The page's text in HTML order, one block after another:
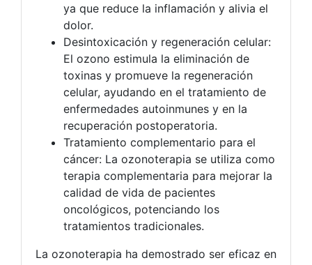
ya que reduce la inflamación y alivia el
dolor.
Desintoxicación y regeneración celular:
El ozono estimula la eliminación de
toxinas y promueve la regeneración
celular, ayudando en el tratamiento de
enfermedades autoinmunes y en la
recuperación postoperatoria.
Tratamiento complementario para el
cáncer: La ozonoterapia se utiliza como
terapia complementaria para mejorar la
calidad de vida de pacientes
oncológicos, potenciando los
tratamientos tradicionales.
La ozonoterapia ha demostrado ser eficaz en